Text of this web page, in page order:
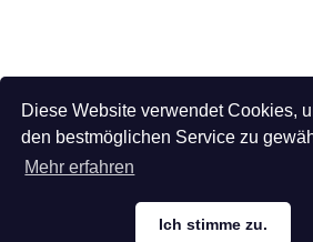
Diese Website verwendet Cookies,
den bestmöglichen Service zu
Mehr erfahren
Ich stimme zu.